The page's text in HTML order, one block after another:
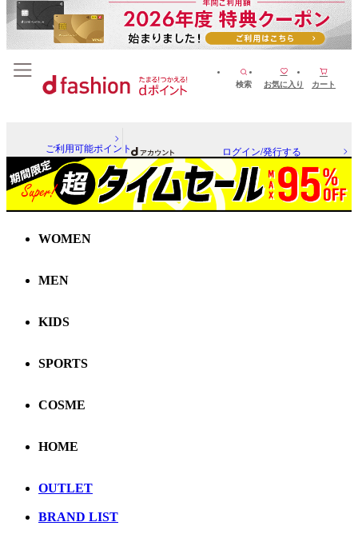
検索 お気に入り カート
ご利用可能ポイント ログイン/発行する
WOMEN
MEN
KIDS
SPORTS
COSME
HOME
OUTLET
BRAND LIST